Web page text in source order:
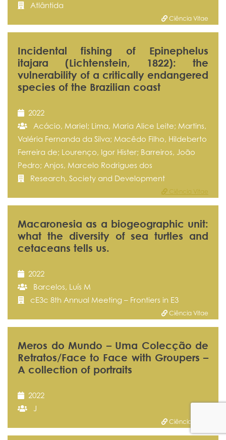
Atlântida
Ciência Vitae
Incidental fishing of Epinephelus
itajara (Lichtenstein, 1822): the
vulnerability of a critically endangered
species of the Brazilian coast
2022
Acácio, Mariel; Lima, Maria Alice Leite; Martins,
Valéria Fernanda da Silva; Macêdo Filho, Hildeberto
Ferreira de; Lourenço, Igor Hister; Barreiros, João
Pedro; Anjos, Marcelo Rodrigues dos
Research, Society and Development
Ciência Vitae
Macaronesia as a biogeographic unit:
what the diversity of sea turtles and
cetaceans tells us.
2022
Barcelos, Luís M
cE3c 8th Annual Meeting – Frontiers in E3
Ciência Vitae
Meros do Mundo – Uma Colecção de
Retratos/Face to Face with Groupers –
A collection of portraits
2022
J
Ciência Vitae